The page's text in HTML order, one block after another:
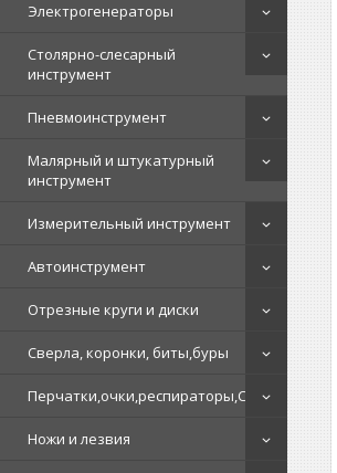
Электрогенераторы
Столярно-слесарный
инструмент
Пневмоинструмент
Малярный и штукатурный
инструмент
Измерительный инструмент
Автоинструмент
Отрезные круги и диски
Сверла, коронки, биты,буры
Перчатки,очки,респираторы,СИЗ
Ножи и лезвия